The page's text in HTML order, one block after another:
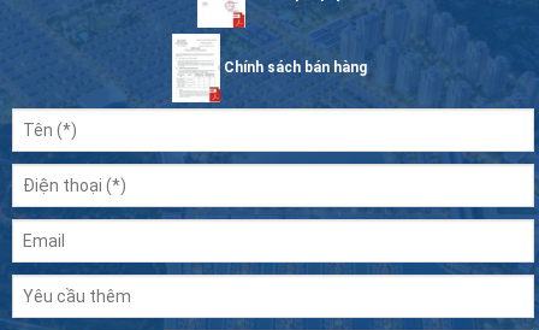
Chính sách bán hàng